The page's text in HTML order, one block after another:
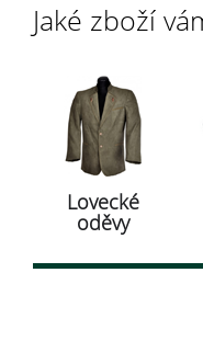
Jaké zboží
Lovecké
oděvy